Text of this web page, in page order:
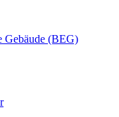
Gebäude (BEG)